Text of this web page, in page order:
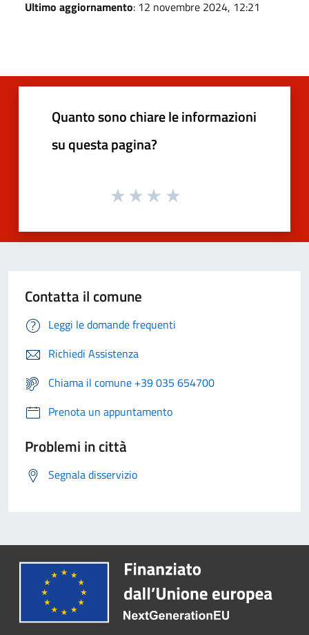
Ultimo aggiornamento: 12 novembre 2024, 12:21
Quanto sono chiare le informazioni
su questa pagina?
Contatta il comune
Leggi le domande frequenti
Richiedi Assistenza
Chiama il comune +39 035 654700
Prenota un appuntamento
Problemi in città
Segnala disservizio